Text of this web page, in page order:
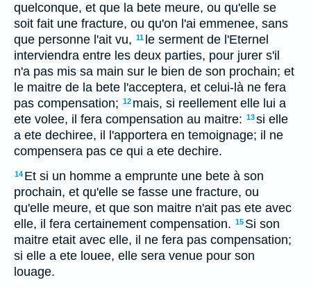
quelconque, et que la bete meure, ou qu'elle se
soit fait une fracture, ou qu'on l'ai emmenee, sans
que personne l'ait vu, 11 le serment de l'Eternel
interviendra entre les deux parties, pour jurer s'il
n'a pas mis sa main sur le bien de son prochain; et
le maitre de la bete l'acceptera, et celui-là ne fera
pas compensation; 12 mais, si reellement elle lui a
ete volee, il fera compensation au maitre: 13si elle
a ete dechiree, il l'apportera en temoignage; il ne
compensera pas ce qui a ete dechire.
14 Et si un homme a emprunte une bete à son
prochain, et qu'elle se fasse une fracture, ou
qu'elle meure, et que son maitre n'ait pas ete avec
elle, il fera certainement compensation. 15 Si son
maitre etait avec elle, il ne fera pas compensation;
si elle a ete louee, elle sera venue pour son
louage.